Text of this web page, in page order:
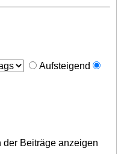
Aufsteigend
der Beiträge anzeigen